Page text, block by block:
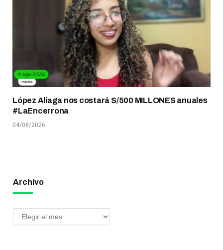
López Aliaga nos costará S/500 MILLONES anuales
#LaEncerrona
04/08/2026
Archivo